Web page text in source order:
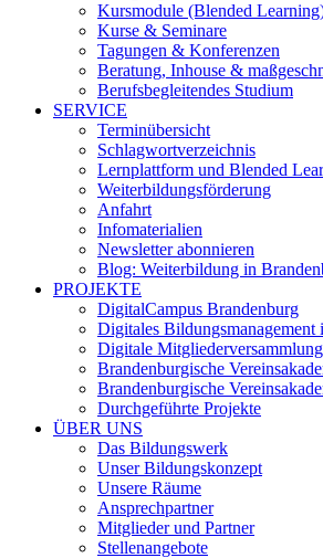
Kursmodule (Blended
Kurse & Seminare
Tagungen & Konferenzen
Beratung, Inhouse &
Berufsbegleitendes Studium
SERVICE
Terminübersicht
Schlagwortverzeichnis
Lernplattform und Blended
Weiterbildungsförderung
Anfahrt
Infomaterialien
Newsletter abonnieren
Blog: Weiterbildung in
PROJEKTE
DigitalCampus Brandenburg
Digitales
Digitale
Brandenburgische
Brandenburgische
Durchgeführte Projekte
ÜBER UNS
Das Bildungswerk
Unser Bildungskonzept
Unsere Räume
Ansprechpartner
Mitglieder und Partner
Stellenangebote